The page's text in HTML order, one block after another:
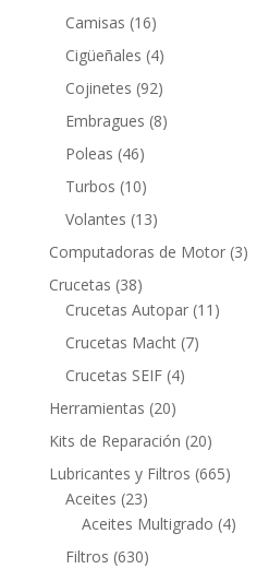
productos
Camisas 1616
productos
Cigüeñales 44
productos
Cojinetes 9292
productos
Embragues 88
Poleas 4646
productos
Turbos 1010
productos
Volantes 1313
productos
Computadoras de Motor 33
Crucetas 3838
productos
Crucetas Autopar 11 11
Crucetas Macht 77
Crucetas SEIF 44
Herramientas 2020
productos
Kits de Reparación 2020
productos
Lubricantes y Filtros 665665
Aceites 2323
productos
Aceites Multigrado 44
Filtros 630630